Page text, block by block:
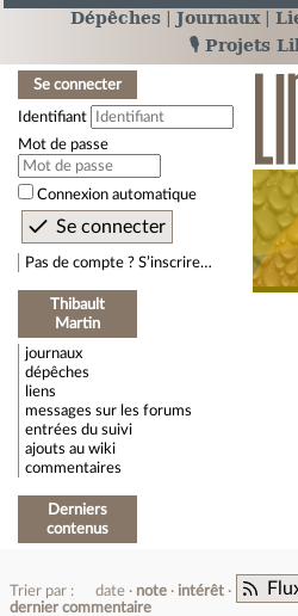
Dépêches Journaux
🎙️ Projets
Se connecter
Identifiant
Mot de passe
Connexion automatique
Pas de compte ? S’inscrire…
Thibault
Martin
journaux
dépêches
liens
messages sur les forums
entrées du suivi
ajouts au wiki
commentaires
Derniers
contenus
Trier par : date note
intérêt
dernier commentaire